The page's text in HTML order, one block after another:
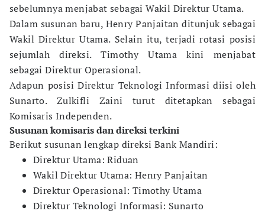
sebelumnya menjabat sebagai Wakil Direktur Utama.
Dalam susunan baru, Henry Panjaitan ditunjuk sebagai
Wakil Direktur Utama. Selain itu, terjadi rotasi posisi
sejumlah direksi. Timothy Utama kini menjabat
sebagai Direktur Operasional.
Adapun posisi Direktur Teknologi Informasi diisi oleh
Sunarto. Zulkifli Zaini turut ditetapkan sebagai
Komisaris Independen.
Susunan komisaris dan direksi terkini
Berikut susunan lengkap direksi Bank Mandiri:
Direktur Utama: Riduan
Wakil Direktur Utama: Henry Panjaitan
Direktur Operasional: Timothy Utama
Direktur Teknologi Informasi: Sunarto